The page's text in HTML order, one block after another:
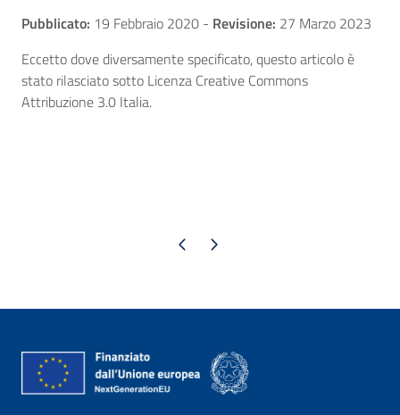
Pubblicato: 19 Febbraio 2020 - Revisione: 27 Marzo 2023
Eccetto dove diversamente specificato, questo articolo è
stato rilasciato sotto Licenza Creative Commons
Attribuzione 3.0 Italia.
Pagina precedente
Pagina successiva